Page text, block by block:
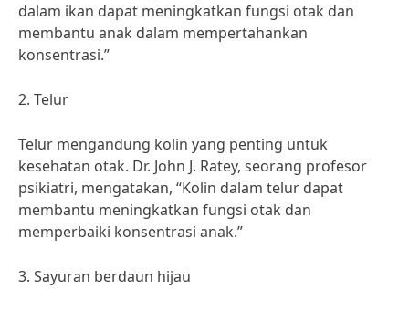
dalam ikan dapat meningkatkan fungsi otak dan
membantu anak dalam mempertahankan
konsentrasi.”
2. Telur
Telur mengandung kolin yang penting untuk
kesehatan otak. Dr. John J. Ratey, seorang profesor
psikiatri, mengatakan, “Kolin dalam telur dapat
membantu meningkatkan fungsi otak dan
memperbaiki konsentrasi anak.”
3. Sayuran berdaun hijau